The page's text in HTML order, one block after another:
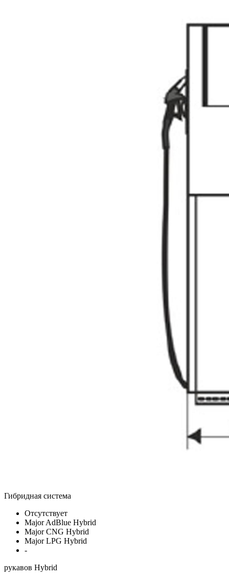
Гибридная система
Отсутствует
Major AdBlue Hybrid
Major CNG Hybrid
Major LPG Hybrid
-
рукавов Hybrid